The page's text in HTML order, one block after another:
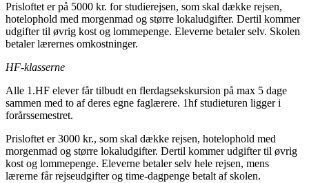
Prisloftet er på 5000 kr. for studierejsen, som skal dække rejsen,
hotelophold med morgenmad og større lokaludgifter. Dertil kommer
udgifter til øvrig kost og lommepenge. Eleverne betaler selv. Skolen
betaler lærernes omkostninger.
HF-klasserne
Alle 1.HF elever får tilbudt en flerdagsekskursion på max 5 dage
sammen med to af deres egne faglærere. 1hf studieturen ligger i
forårssemestret.
Prisloftet er 3000 kr., som skal dække rejsen, hotelophold med
morgenmad og større lokaludgifter. Dertil kommer udgifter til øvrig
kost og lommepenge. Eleverne betaler selv hele rejsen, mens
lærerne får rejseudgifter og time-dagpenge betalt af skolen.